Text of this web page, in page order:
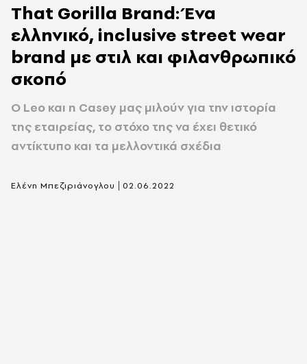
That Gorilla Brand: Ένα
ελληνικό, inclusive street wear
brand με στιλ και φιλανθρωπικό
σκοπό
Ο Leo και η Casey μας μιλούν για την ιστορία
της εταιρείας, το στόχο της να έχει θετικό
αντίκτυπο και τα μελλοντικά σχέδια
Ελένη Μπεζιριάνογλου | 02.06.2022